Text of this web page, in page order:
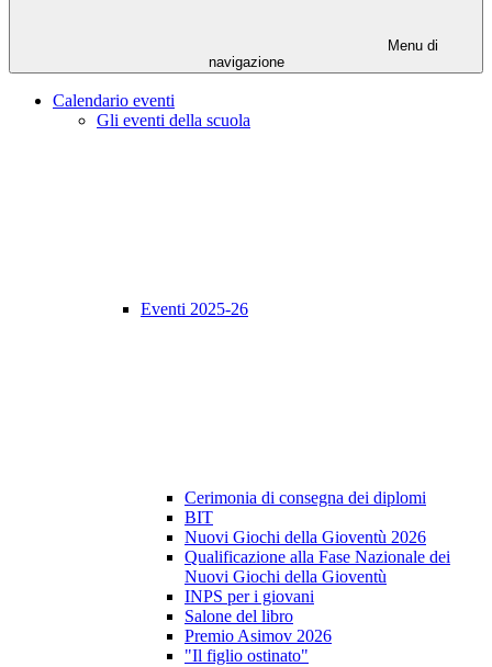
Menu di
navigazione
Calendario eventi
Gli eventi della scuola
Eventi 2025-26
Cerimonia di consegna dei diplomi
BIT
Nuovi Giochi della Gioventù 2026
Qualificazione alla Fase Nazionale dei
Nuovi Giochi della Gioventù
INPS per i giovani
Salone del libro
Premio Asimov 2026
"Il figlio ostinato"